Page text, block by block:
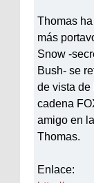
Thomas
más
Snow -
Bush- se
de vista de
cadena
amigo en
Thomas.
Enlace: